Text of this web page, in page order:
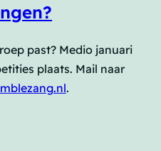
past? Medio januari
plaats. Mail naar
.